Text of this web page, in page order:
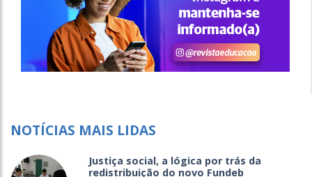
NOTÍCIAS MAIS LIDAS
Justiça social, a lógica por trás da
redistribuição do novo Fundeb